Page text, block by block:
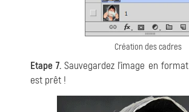
Création des cadres
Etape 7. Sauvegardez l'image en format
est prêt !